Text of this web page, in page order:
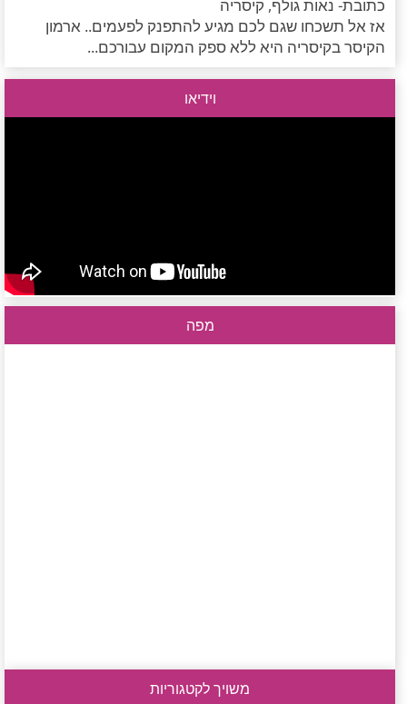
כתובת- נאות גולף, קיסריה
אז אל תשכחו שגם לכם מגיע להתפנק לפעמים.. ארמון
הקיסר בקיסריה היא ללא ספק המקום עבורכם...
וידיאו
מפה
משויך לקטגוריות